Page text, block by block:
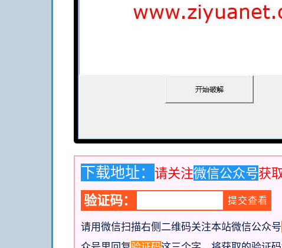
下载地址： 请关注微信公众号获
验证码：
请用微信扫描右侧二维码关注本站微信公众号